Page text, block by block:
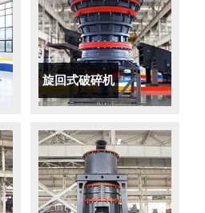
旋回式破碎机